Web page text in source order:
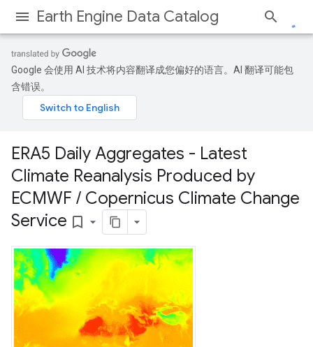
Earth Engine Data Catalog
Google 会使用 AI 技术将内容翻译成您偏好的语言。AI 翻译可能包
含错误。
ERA5 Daily Aggregates - Latest
Climate Reanalysis Produced by
ECMWF / Copernicus Climate Change
Service bookmark_border